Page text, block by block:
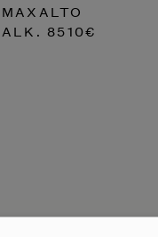
MAXALTO
ALK. 8510€